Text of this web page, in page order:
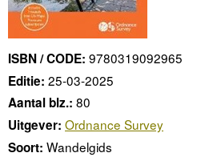
ISBN / CODE: 9780319092965
Editie: 25-03-2025
Aantal blz.: 80
Uitgever: Ordnance Survey
Soort: Wandelgids